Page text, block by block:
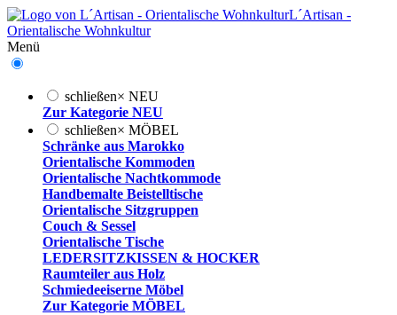
L´Artisan -
Orientalische Wohnkultur
Menü
schließen× NEU
Zur Kategorie NEU
schließen× MÖBEL
Schränke aus Marokko
Orientalische Kommoden
Orientalische Nachtkommode
Handbemalte Beistelltische
Orientalische Sitzgruppen
Couch & Sessel
Orientalische Tische
LEDERSITZKISSEN & HOCKER
Raumteiler aus Holz
Schmiedeeiserne Möbel
Zur Kategorie MÖBEL